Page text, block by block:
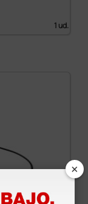
1 ud.
×